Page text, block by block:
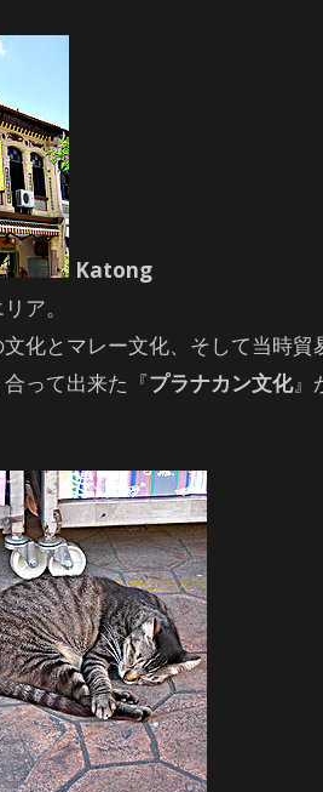
Katong
ア。
化とマレー文化、そして当時貿
って出来た『プラナカン文化』